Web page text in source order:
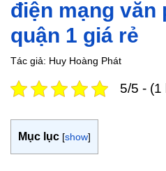
điện mạng văn
quận 1 giá rẻ
Tác giả: Huy Hoàng Phát
5/5 -
Mục lục [show]